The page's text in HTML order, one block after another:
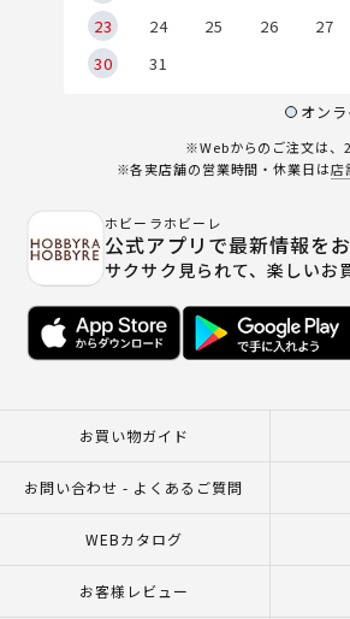
23
24 25 26 27
30
31
オン
※Webからのご注文は、
※各実店舗の営業時間・休業日は店
ホビーラホビーレ
公式アプリで最新情報をお
サクサク見られて、楽しいお
お買い物ガイド
お問い合わせ - よくあるご質問
WEBカタログ
お客様レビュー